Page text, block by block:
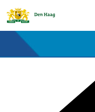
Bronnen en collecties